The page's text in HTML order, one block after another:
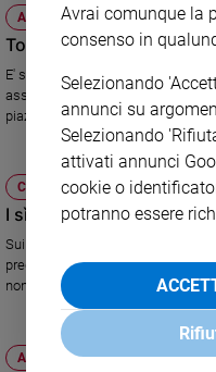
ATTUALITÀ
Tobia, la parola ai
E' stata presentata la grande
associazioni familiari: una
piazze italiane.
CHIESA
I sì delle Acli e la
Sui referendum le ragioni dei
pregano per l'acqua 150
non negoziabile come la vita".
ATTUALITÀ
Avrai comunque la
consenso in
Selezionando
annunci su
Selezionando
attivati annunci
cookie o
potranno essere